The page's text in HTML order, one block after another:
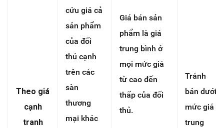
Theo giá
cạnh
tranh
cứu giá cả
sản phẩm
của đối
thủ cạnh
trên các
sàn
thương
mại khác
Giá bán sản
phẩm là giá
trung bình ở
mọi mức giá
từ cao đến
thấp của đối
thủ.
Tránh
bán dưới
mức giá
trung